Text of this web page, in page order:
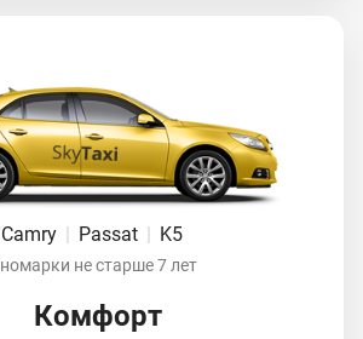
Camry Passat K5
не старше 7 лет
Комфорт